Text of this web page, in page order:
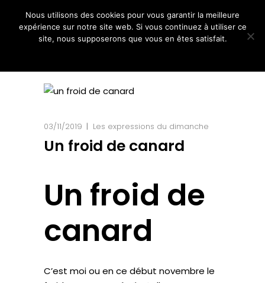
03/11/2019 Les expressions du dimanche
Un froid de canard
Un froid de
canard
C’est moi ou en ce début novembre le
Nous utilisons des cookies pour vous garantir la meilleure
expérience sur notre site web. Si vous continuez à utiliser ce
site, nous supposerons que vous en êtes satisfait.